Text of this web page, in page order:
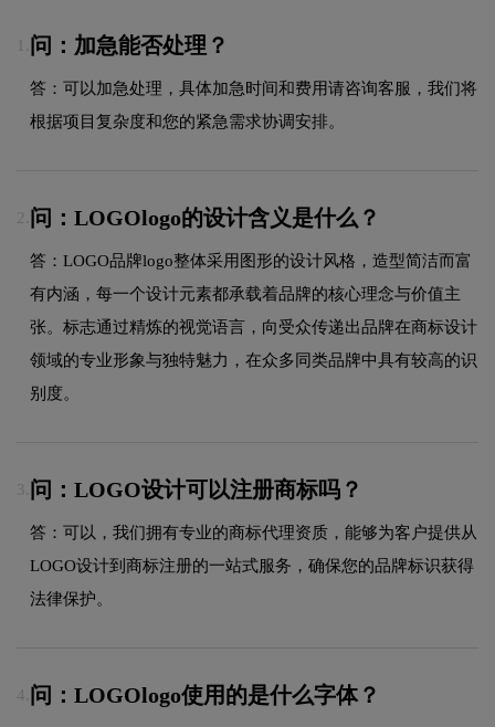
问：加急能否处理？
答：可以加急处理，具体加急时间和费用请咨询客服，我们将
根据项目复杂度和您的紧急需求协调安排。
2. 问：LOGOlogo的设计含义是什么？
答：LOGO品牌logo整体采用图形的设计风格，造型简洁而富
有内涵，每一个设计元素都承载着品牌的核心理念与价值主
张。标志通过精炼的视觉语言，向受众传递出品牌在商标设计
领域的专业形象与独特魅力，在众多同类品牌中具有较高的识
别度。
3. 问：LOGO设计可以注册商标吗？
答：可以，我们拥有专业的商标代理资质，能够为客户提供从
LOGO设计到商标注册的一站式服务，确保您的品牌标识获得
法律保护。
4. 问：LOGOlogo使用的是什么字体？